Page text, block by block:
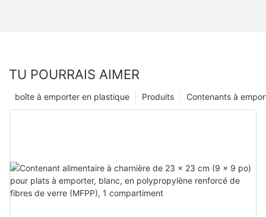
TU POURRAIS AIMER
Contenants à
Produits
boîte à emporter en plastique